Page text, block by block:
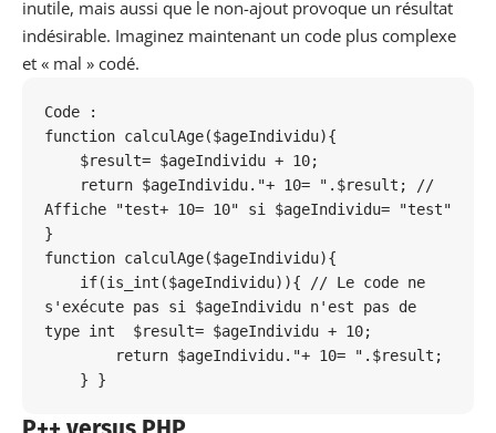
inutile, mais aussi que le non-ajout provoque un résultat
indésirable. Imaginez maintenant un code plus complexe
et « mal » codé.
Code :
function calculAge($ageIndividu){
Affiche "test+ 10= 10" si $ageIndividu= "test"
}
function calculAge($ageIndividu){
s'exécute pas si $ageIndividu n'est pas de
type int  $result= $ageIndividu + 10;
    } }